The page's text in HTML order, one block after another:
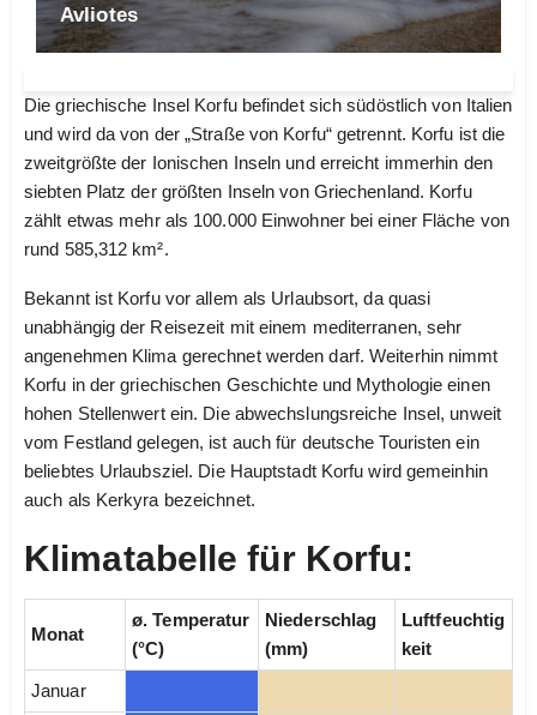
Avliotes
Die griechische Insel Korfu befindet sich südöstlich von Italien
und wird da von der „Straße von Korfu“ getrennt. Korfu ist die
zweitgrößte der Ionischen Inseln und erreicht immerhin den
siebten Platz der größten Inseln von Griechenland. Korfu
zählt etwas mehr als 100.000 Einwohner bei einer Fläche von
rund 585,312 km².
Bekannt ist Korfu vor allem als Urlaubsort, da quasi
unabhängig der Reisezeit mit einem mediterranen, sehr
angenehmen Klima gerechnet werden darf. Weiterhin nimmt
Korfu in der griechischen Geschichte und Mythologie einen
hohen Stellenwert ein. Die abwechslungsreiche Insel, unweit
vom Festland gelegen, ist auch für deutsche Touristen ein
beliebtes Urlaubsziel. Die Hauptstadt Korfu wird gemeinhin
auch als Kerkyra bezeichnet.
Klimatabelle für Korfu:
Monat
ø. Temperatur
(°C)
Niederschlag
(mm)
Luftfeuchtig
keit
Januar